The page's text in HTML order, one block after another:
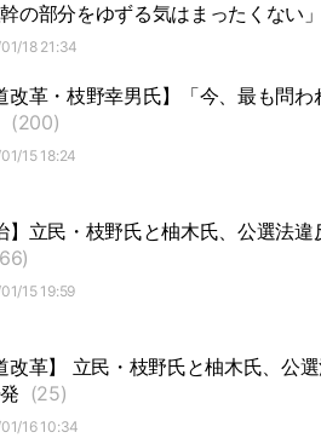
の部分をゆずる気はまったくない」
18 21:34
改革・枝野幸男氏】「今、最も問
(200)
15 18:24
】立民・枝野氏と柚木氏、公選法
15 19:59
改革】 立民・枝野氏と柚木氏、公
(25)
16 10:34